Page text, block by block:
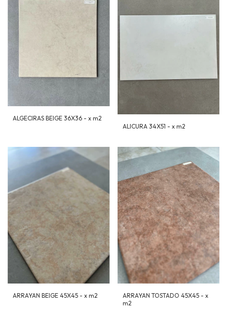
ALGECIRAS BEIGE 36X36 - x m2
ALICURA 34X51 - x m2
ARRAYAN BEIGE 45X45 - x m2
ARRAYAN TOSTADO 45X45 - x
m2